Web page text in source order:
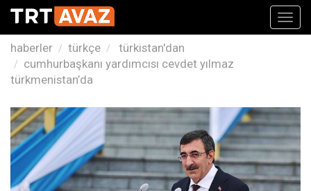
haberler türkçe
türkistan'dan
cumhurbaşkanı yardımcısı cevdet yılmaz
türkmenistan’da